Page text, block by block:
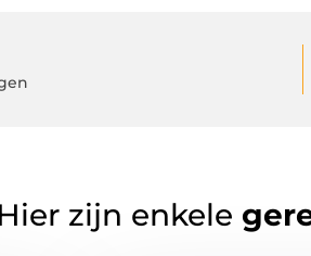
Hier zijn enkele